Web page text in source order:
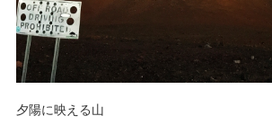
夕陽に映える山